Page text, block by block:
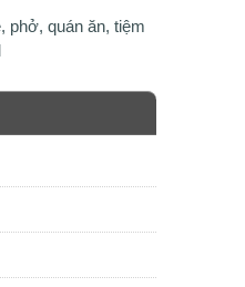
phở, quán ăn, tiệm